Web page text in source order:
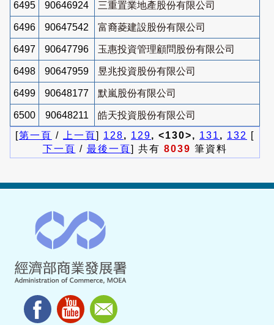
6495 90646924 三重置業地產股份有限公司
6496 90647542 富裔菱建設股份有限公司
6497 90647796 玉惠投資管理顧問股份有限公司
6498 90647959 昱兆投資股份有限公司
6499 90648177 默嵐股份有限公司
6500 90648211
皓天投資股份有限公司
[第一頁 / 上一頁] 128, 129, <130>, 131 , 132
[
下一頁 / 最後一頁] 共有 8039 筆資料